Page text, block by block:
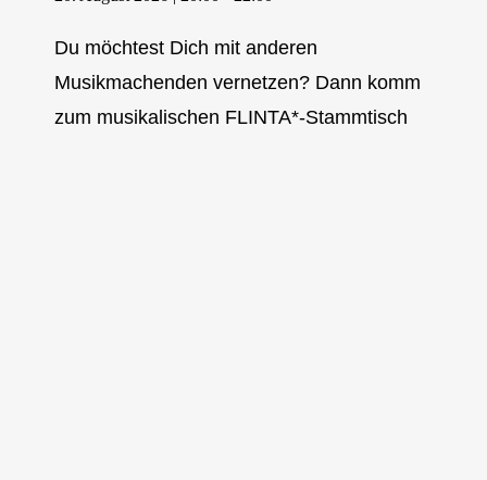
Du möchtest Dich mit anderen
Musikmachenden vernetzen? Dann komm
zum musikalischen FLINTA*-Stammtisch